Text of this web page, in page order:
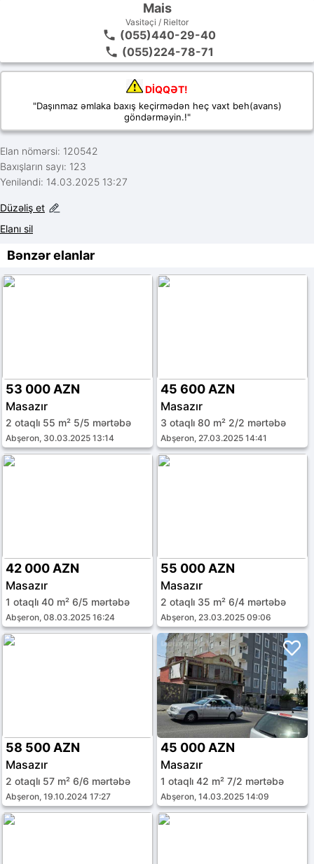
Mais
Vasitəçi / Rieltor
(055)440-29-40
(055)224-78-71
DİQQƏT!
"Daşınmaz əmlaka baxış keçirmədən heç vaxt beh(avans)
göndərməyin.!"
Elan nömərsi: 120542
Baxışların sayı: 123
Yeniləndi: 14.03.2025 13:27
Düzəliş et
Elanı sil
Bənzər elanlar
53 000 AZN
Masazır
2 otaqlı 55 m² 5/5 mərtəbə
Abşeron, 30.03.2025 13:14
45 600 AZN
Masazır
3 otaqlı 80 m² 2/2 mərtəbə
Abşeron, 27.03.2025 14:41
42 000 AZN
Masazır
1 otaqlı 40 m² 6/5 mərtəbə
Abşeron, 08.03.2025 16:24
55 000 AZN
Masazır
2 otaqlı 35 m² 6/4 mərtəbə
Abşeron, 23.03.2025 09:06
58 500 AZN
Masazır
2 otaqlı 57 m² 6/6 mərtəbə
Abşeron, 19.10.2024 17:27
45 000 AZN
Masazır
1 otaqlı 42 m² 7/2 mərtəbə
Abşeron, 14.03.2025 14:09